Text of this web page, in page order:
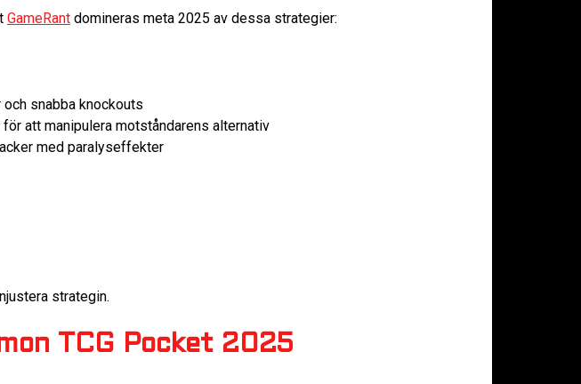
GameRant domineras meta 2025 av dessa strategier:
snabba knockouts
att manipulera motståndarens alternativ
med paralyseffekter
strategin.
TCG Pocket 2025